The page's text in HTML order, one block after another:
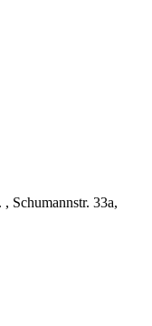
Schumannstr. 33a,